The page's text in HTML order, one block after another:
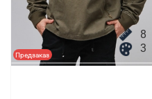
Предзаказ
8
3